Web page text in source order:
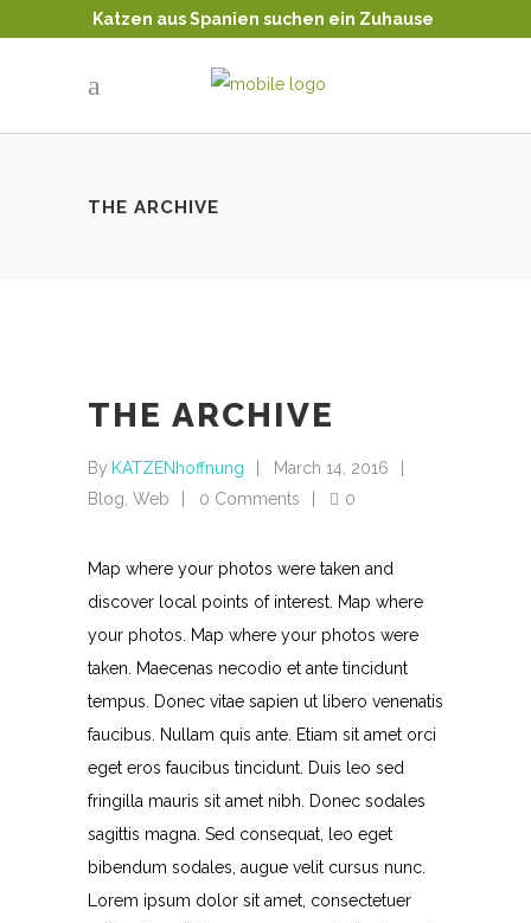
Katzen aus Spanien suchen ein Zuhause
THE ARCHIVE
THE ARCHIVE
By KATZENhoffnung
March 14, 2016
Blog, Web 0 Comments 0
Map where your photos were taken and
discover local points of interest. Map where
your photos. Map where your photos were
taken. Maecenas necodio et ante tincidunt
tempus. Donec vitae sapien ut libero venenatis
faucibus. Nullam quis ante. Etiam sit amet orci
eget eros faucibus tincidunt. Duis leo sed
fringilla mauris sit amet nibh. Donec sodales
sagittis magna. Sed consequat, leo eget
bibendum sodales, augue velit cursus nunc.
Lorem ipsum dolor sit amet, consectetuer